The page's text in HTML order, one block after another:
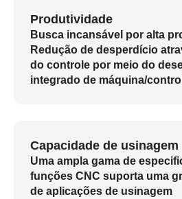
Produtividade
Busca incansável por alta
Redução de desperdício
do controle por meio do
integrado de máquina/
Capacidade de usinagem
Uma ampla gama de
funções CNC suporta uma
de aplicações de usinagem